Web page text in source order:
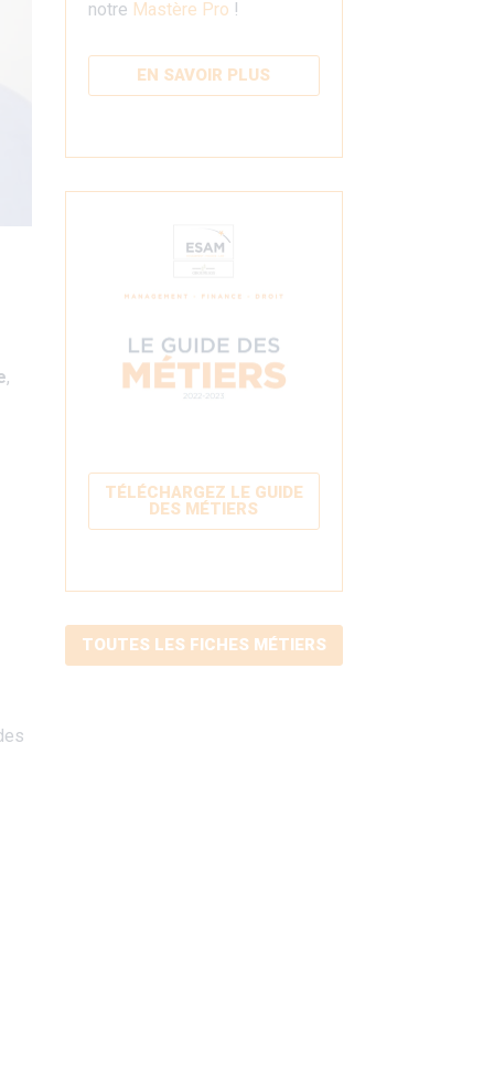
,
notre Mastère Pro !
EN SAVOIR PLUS
TÉLÉCHARGEZ LE GUIDE
DES MÉTIERS
TOUTES LES FICHES MÉTIERS